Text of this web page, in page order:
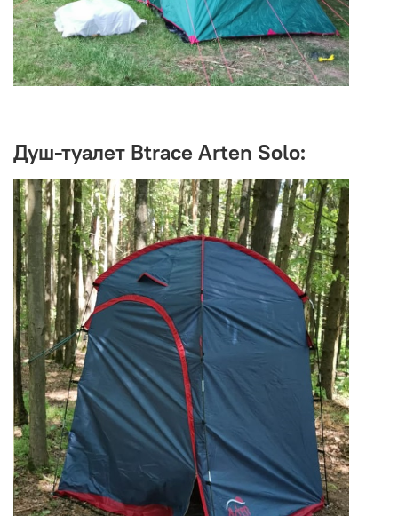
Душ-туалет Btrace Arten Solo: